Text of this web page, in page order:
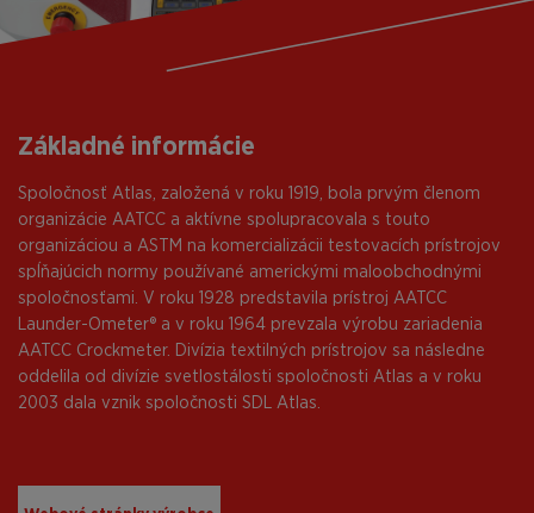
Základné informácie
Spoločnosť Atlas, založená v roku 1919, bola prvým členom
organizácie AATCC a aktívne spolupracovala s touto
organizáciou a ASTM na komercializácii testovacích prístrojov
spĺňajúcich normy používané americkými maloobchodnými
spoločnosťami. V roku 1928 predstavila prístroj AATCC
Launder-Ometer® a v roku 1964 prevzala výrobu zariadenia
AATCC Crockmeter. Divízia textilných prístrojov sa následne
oddelila od divízie svetlostálosti spoločnosti Atlas a v roku
2003 dala vznik spoločnosti SDL Atlas.